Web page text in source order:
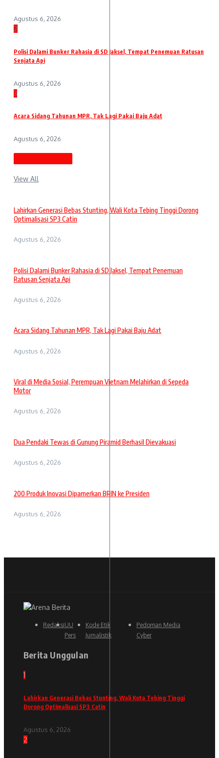
Agustus 6, 2026
2
Polisi Dalami Bunker Rahasia di SD Jaksel, Tempat Penemuan Ratusan
Senjata Api
Agustus 6, 2026
3
Acara Sidang Tahunan MPR, Tak Lagi Pakai Baju Adat
Agustus 6, 2026
View All
Lahirkan Generasi Bebas Stunting, Wali Kota Tebing Tinggi Dorong
Optimalisasi SP3 Catin
Agustus 6, 2026
Polisi Dalami Bunker Rahasia di SD Jaksel, Tempat Penemuan
Ratusan Senjata Api
Agustus 6, 2026
Acara Sidang Tahunan MPR, Tak Lagi Pakai Baju Adat
Agustus 6, 2026
Viral di Media Sosial, Perempuan Vietnam Melahirkan di Sepeda
Motor
Agustus 6, 2026
Dua Pendaki Tewas di Gunung Piramid Berhasil Dievakuasi
Agustus 6, 2026
200 Produk Inovasi Dipamerkan BRIN ke Presiden
Agustus 6, 2026
RedaksiUU
Pers
Kode Etik
Jurnalistik
Pedoman Media
Cyber
Berita Unggulan
1
Lahirkan Generasi Bebas Stunting, Wali Kota Tebing Tinggi
Dorong Optimalisasi SP3 Catin
Agustus 6, 2026
2